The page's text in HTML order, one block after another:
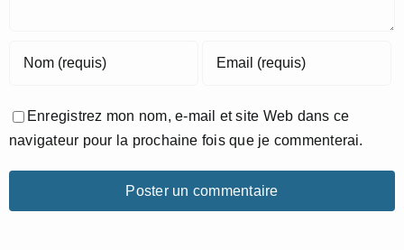
Enregistrez mon nom, e-mail et site Web dans ce
navigateur pour la prochaine fois que je commenterai.